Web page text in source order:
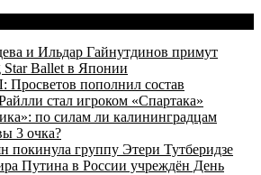
и Ильдар Гайнутдинов примут
Star Ballet в Японии
пополнил состав
стал игроком «Спартака»
по силам ли калининградцам
3 очка?
покинула группу Этери Тутберидзе
Путина в России учреждён День